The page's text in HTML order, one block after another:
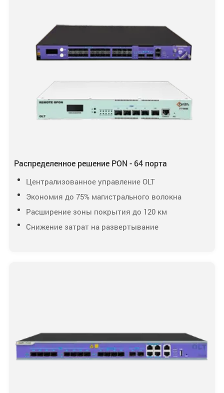
Распределенное решение PON - 64 порта
Централизованное управление OLT
Экономия до 75% магистрального волокна
Расширение зоны покрытия до 120 км
Снижение затрат на развертывание